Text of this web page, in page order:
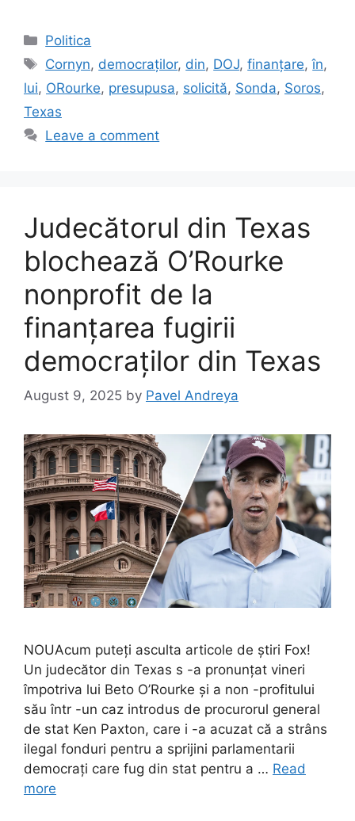
Categories
Politica
Tags
Cornyn, democraților, din, DOJ,finanțare,în,
lui, ORourke, presupusa, solicită, Sonda, Soros,
Texas
Leave a comment
Judecătorul din Texas
blochează O’Rourke
nonprofit de la
finanțarea fugirii
democraților din Texas
August 9, 2025 by Pavel Andreya
NOUAcum puteți asculta articole de știri Fox!
Un judecător din Texas s -a pronunțat vineri
împotriva lui Beto O’Rourke și a non -profitului
său într -un caz introdus de procurorul general
de stat Ken Paxton, care i -a acuzat că a strâns
ilegal fonduri pentru a sprijini parlamentarii
democrați care fug din stat pentru a … Read
more